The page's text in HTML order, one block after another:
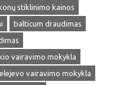
stiklinimo kainos
balticum draudimas
vairavimo mokykla
vairavimo mokykla